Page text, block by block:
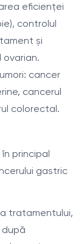
eficienței
controlul
și
ovarian.
cancer
cancerul
colorectal.
principal
gastric
tratamentului,